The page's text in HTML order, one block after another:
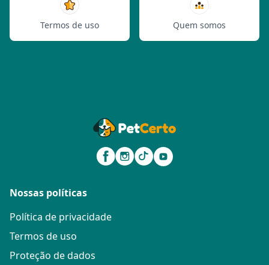
Termos de uso Quem somos
Nossas políticas
Política de privacidade
Termos de uso
Proteção de dados